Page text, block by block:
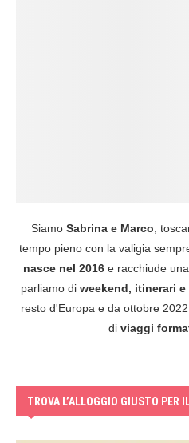
Siamo Sabrina e Marco,
tempo pieno con la valigia
nasce nel 2016 e racchiude
parliamo di weekend, itinerari
resto d'Europa e da ottobre
di viaggi
TROVA L’ALLOGGIO GIUSTO PER